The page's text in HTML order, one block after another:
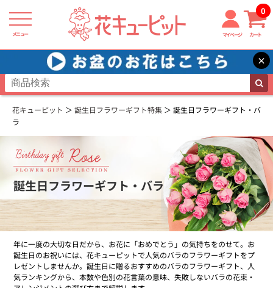
メニュー マイページ カート
0
×
花キューピット 誕生日フラワーギフト特集
誕生日フラワーギフト・バ
ラ
誕生日フラワーギフト・バラ
年に一度の大切な日だから、お花に「おめでとう」の気持ちをのせて。お
誕生日のお祝いには、花キューピットで人気のバラのフラワーギフトをプ
レゼントしませんか。誕生日に贈るおすすめのバラのフラワーギフト、人
気ランキングから、本数や色別の花言葉の意味、失敗しないバラの花束・